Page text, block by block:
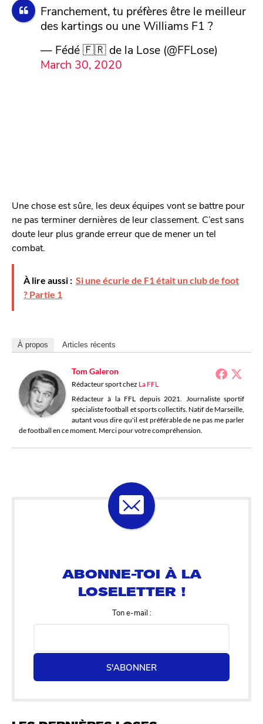
Franchement, tu préfères être le meilleur
des kartings ou une Williams F1 ?
— Fédé 🇫🇷 de la Lose (@FFLose)
March 30, 2020
Une chose est sûre, les deux équipes vont se battre pour
ne pas terminer dernières de leur classement. C’est sans
doute leur plus grande erreur que de mener un tel
combat.
À lire aussi : Si une écurie de F1 était un club de foot
? Partie 1
À propos Articles récents
Tom Galeron
Rédacteur sportchez La FFL
Rédacteur à la FFL depuis 2021. Journaliste sportif
spécialiste football et sports collectifs. Natif de Marseille,
autant vous dire qu'il est préférable de ne pas me parler
de football en ce moment. Merci pour votre compréhension.
Ton e-mail :
S'ABONNER